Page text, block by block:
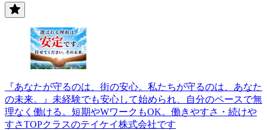
『あなたが守るのは、街の安心。私たちが守るのは、あなた
の未来。』未経験でも安心して始められ、自分のペースで無
理なく働ける。短期やWワークもOK。働きやすさ・続けや
すさTOPクラスのテイケイ株式会社です